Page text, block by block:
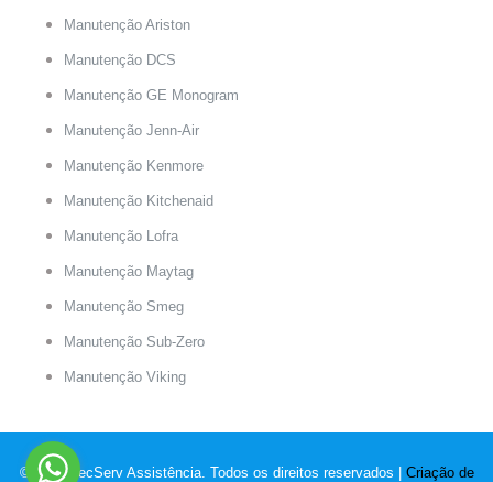
Manutenção Ariston
Manutenção DCS
Manutenção GE Monogram
Manutenção Jenn-Air
Manutenção Kenmore
Manutenção Kitchenaid
Manutenção Lofra
Manutenção Maytag
Manutenção Smeg
Manutenção Sub-Zero
Manutenção Viking
© 2022 TecServ Assistência. Todos os direitos reservados | Criação de